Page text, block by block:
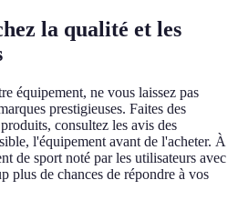
la qualité et les
équipement, ne vous laissez pas
prestigieuses. Faites des
consultez les avis des
l'équipement avant de l'acheter. À
de sport noté par les utilisateurs avec
plus de chances de répondre à vos